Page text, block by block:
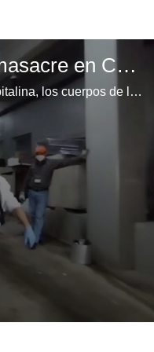
Entrega de cuerpos de víctimas de masacre en Comayagua
Este martes fueron entregados, por parte de la morgue capitalina, los cuerpos de las víctimas que perdieron la vida en la masacre de Comayagua. Video: Emilio Flores | EL HERALDO